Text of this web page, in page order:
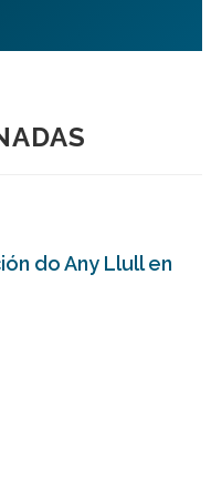
do Any Llull en